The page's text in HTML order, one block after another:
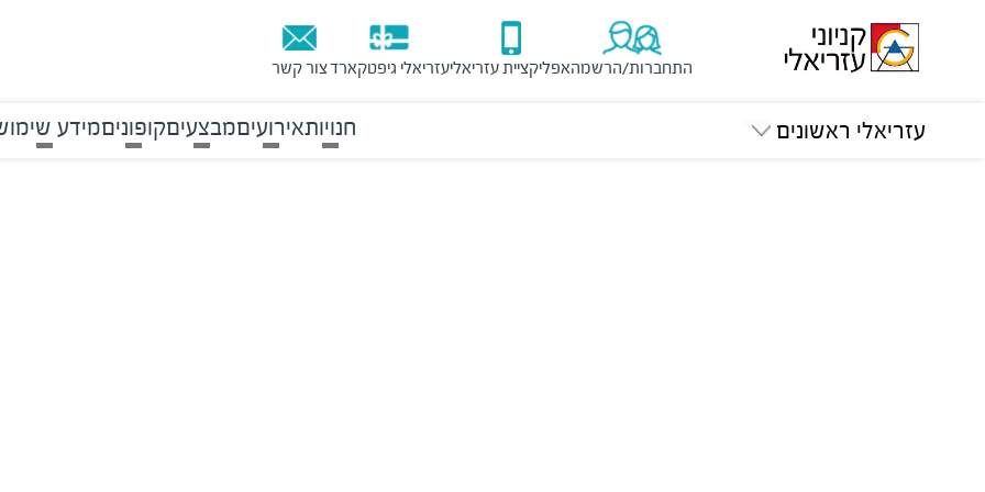
התחברות/הרשמהאפליקציית עזריאליעזריאלי גיפטקארדצור קשר
עזריאלי ראשונים חנויותאירועיםמבצעיםקופוניםמידע